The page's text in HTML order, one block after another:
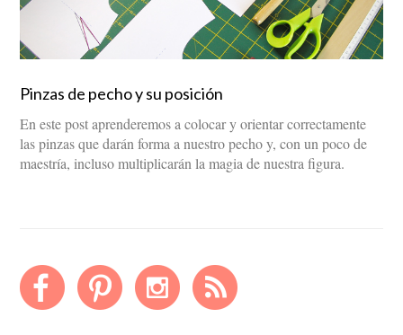
Pinzas de pecho y su posición
En este post aprenderemos a colocar y orientar correctamente
las pinzas que darán forma a nuestro pecho y, con un poco de
maestría, incluso multiplicarán la magia de nuestra figura.